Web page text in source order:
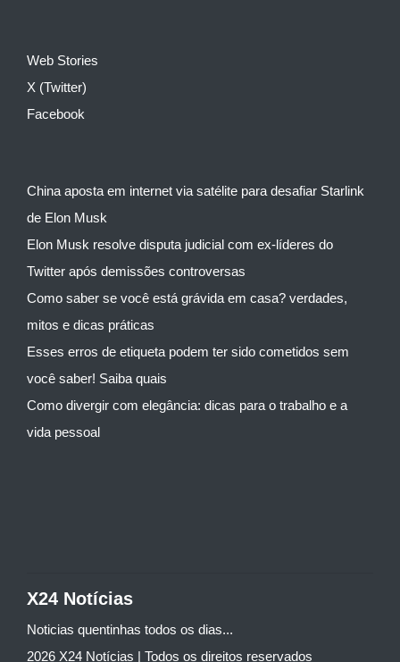
Web Stories
X (Twitter)
Facebook
China aposta em internet via satélite para desafiar Starlink
de Elon Musk
Elon Musk resolve disputa judicial com ex-líderes do
Twitter após demissões controversas
Como saber se você está grávida em casa? verdades,
mitos e dicas práticas
Esses erros de etiqueta podem ter sido cometidos sem
você saber! Saiba quais
Como divergir com elegância: dicas para o trabalho e a
vida pessoal
X24 Notícias
Noticias quentinhas todos os dias...
2026 X24 Notícias | Todos os direitos reservados